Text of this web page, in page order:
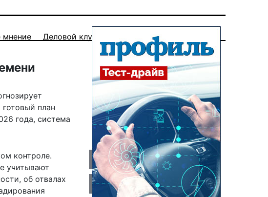
мнение Деловой клуб
план
года, система
контроле.
учитывают
об отвалах